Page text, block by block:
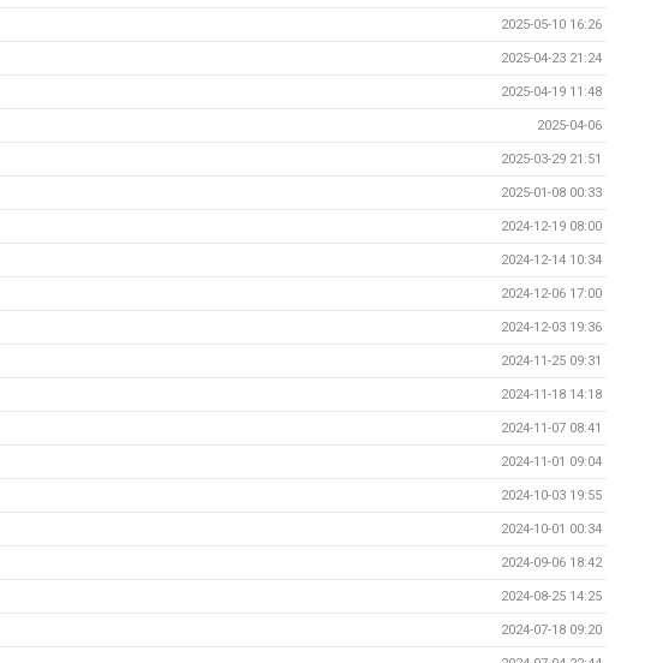
2025-05-10 16:26
2025-04-23 21:24
2025-04-19 11:48
2025-04-06
2025-03-29 21:51
2025-01-08 00:33
2024-12-19 08:00
2024-12-14 10:34
2024-12-06 17:00
2024-12-03 19:36
2024-11-25 09:31
2024-11-18 14:18
2024-11-07 08:41
2024-11-01 09:04
2024-10-03 19:55
2024-10-01 00:34
2024-09-06 18:42
2024-08-25 14:25
2024-07-18 09:20